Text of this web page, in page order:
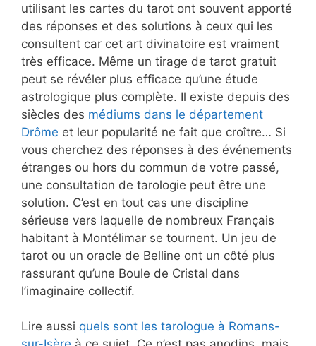
utilisant les cartes du tarot ont souvent apporté
des réponses et des solutions à ceux qui les
consultent car cet art divinatoire est vraiment
très efficace. Même un tirage de tarot gratuit
peut se révéler plus efficace qu’une étude
astrologique plus complète. Il existe depuis des
siècles des médiums dans le département
Drôme et leur popularité ne fait que croître… Si
vous cherchez des réponses à des événements
étranges ou hors du commun de votre passé,
une consultation de tarologie peut être une
solution. C’est en tout cas une discipline
sérieuse vers laquelle de nombreux Français
habitant à Montélimar se tournent. Un jeu de
tarot ou un oracle de Belline ont un côté plus
rassurant qu’une Boule de Cristal dans
l’imaginaire collectif.
Lire aussi quels sont les tarologue à Romans-